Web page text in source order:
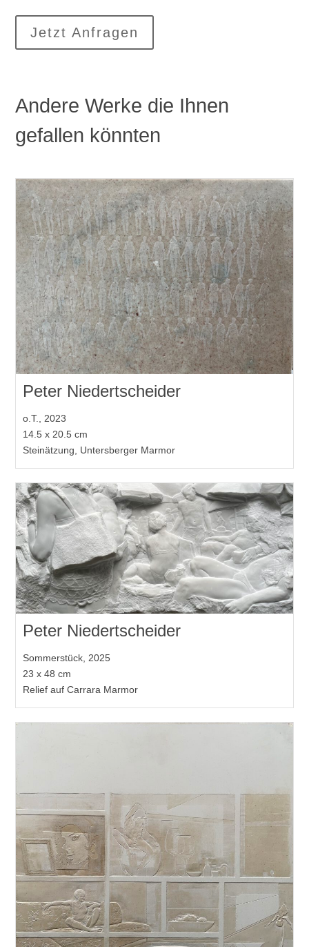
Jetzt Anfragen
Andere Werke die Ihnen
gefallen könnten
Peter Niedertscheider
o.T., 2023
14.5 x 20.5 cm
Steinätzung, Untersberger Marmor
Peter Niedertscheider
Sommerstück, 2025
23 x 48 cm
Relief auf Carrara Marmor